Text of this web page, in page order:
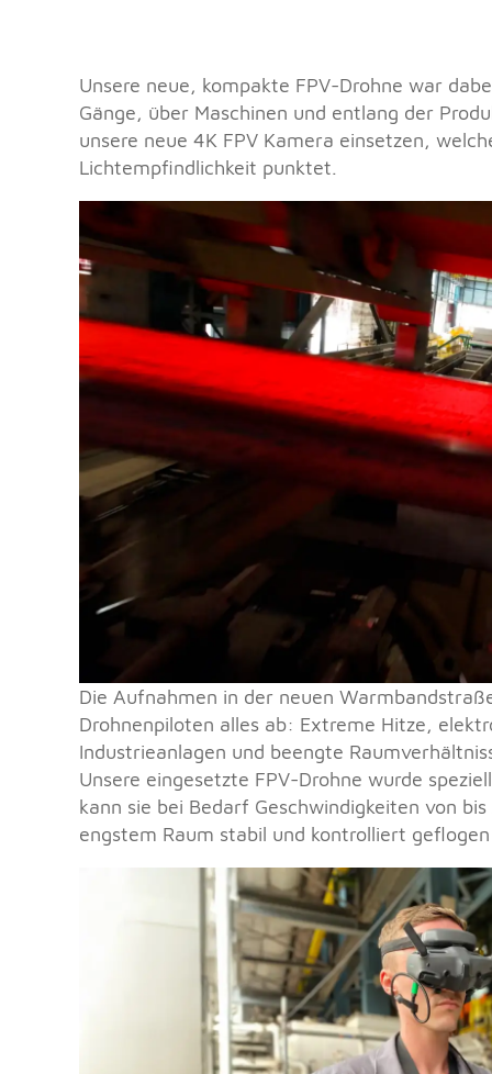
Unsere neue, kompakte FPV-Drohne war
Gänge, über Maschinen und entlang der
unsere neue 4K FPV Kamera einsetzen,
Lichtempfindlichkeit punktet.
Die Aufnahmen in der neuen
Drohnenpiloten alles ab: Extreme Hitze,
Industrieanlagen und beengte
Unsere eingesetzte FPV-Drohne wurde
kann sie bei Bedarf Geschwindigkeiten von
engstem Raum stabil und kontrolliert